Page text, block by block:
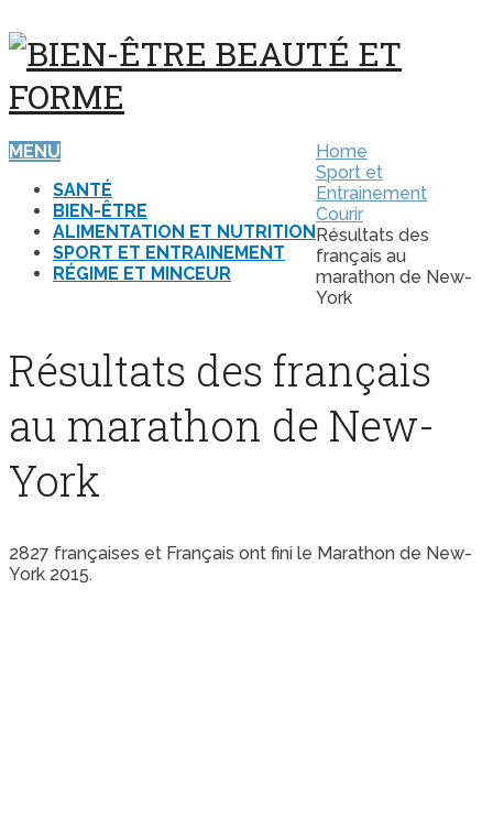
MENU
SANTÉ
BIEN-ÊTRE
ALIMENTATION ET NUTRITION
SPORT ET ENTRAINEMENT
RÉGIME ET MINCEUR
Home
Sport et
Entrainement
Courir
Résultats des
français au
marathon de New-
York
Résultats des français
au marathon de New-
York
2827 françaises et Français ont fini le Marathon de New-
York 2015.